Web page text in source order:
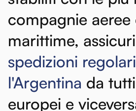
compagnie aeree
marittime,
spedizioni regolari
l'Argentina da tutti
europei e